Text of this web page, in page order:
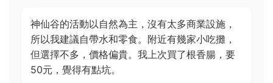
神仙谷的活動以自然為主，沒有太多商業設施，
所以我建議自帶水和零食。附近有幾家小吃攤，
但選擇不多，價格偏貴。我上次買了根香腸，要
50元，覺得有點坑。